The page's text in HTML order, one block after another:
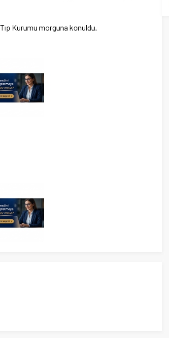
Kurumu morguna konuldu.